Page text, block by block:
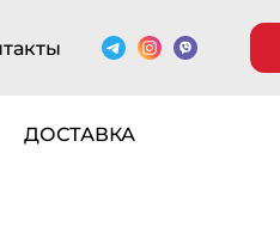
ДОСТАВКА